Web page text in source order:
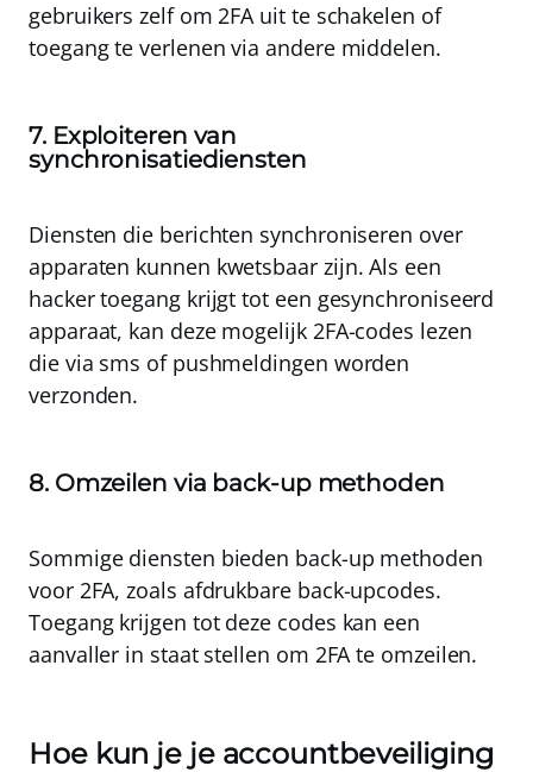
gebruikers zelf om 2FA uit te schakelen of
toegang te verlenen via andere middelen.
7. Exploiteren van
synchronisatiediensten
Diensten die berichten synchroniseren over
apparaten kunnen kwetsbaar zijn. Als een
hacker toegang krijgt tot een gesynchroniseerd
apparaat, kan deze mogelijk 2FA-codes lezen
die via sms of pushmeldingen worden
verzonden.
8. Omzeilen via back-up methoden
Sommige diensten bieden back-up methoden
voor 2FA, zoals afdrukbare back-upcodes.
Toegang krijgen tot deze codes kan een
aanvaller in staat stellen om 2FA te omzeilen.
Hoe kun je je accountbeveiliging